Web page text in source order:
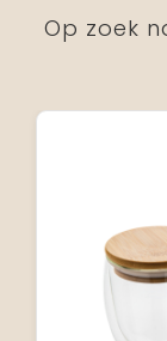
Op zoek